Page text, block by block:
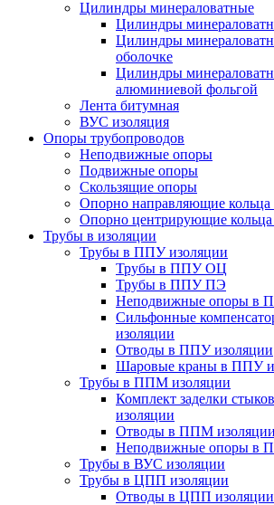
Цилиндры минераловатные
Цилиндры
Цилиндры
оболочке
Цилиндры
алюминиевой фольгой
Лента битумная
ВУС изоляция
Опоры трубопроводов
Неподвижные опоры
Подвижные опоры
Скользящие опоры
Опорно направляющие
Опорно центрирующие
Трубы в изоляции
Трубы в ППУ изоляции
Трубы в ППУ ОЦ
Трубы в ППУ ПЭ
Неподвижные опоры в
Сильфонные
изоляции
Отводы в ППУ изоляции
Шаровые краны в ППУ
Трубы в ППМ изоляции
Комплект заделки
изоляции
Отводы в ППМ изоляции
Неподвижные опоры в
Трубы в ВУС изоляции
Трубы в ЦПП изоляции
Отводы в ЦПП изоляции